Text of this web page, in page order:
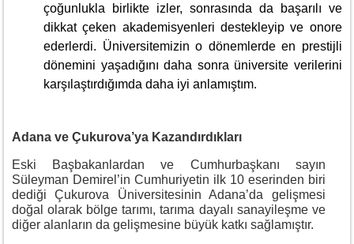
çoğunlukla birlikte izler, sonrasında da başarılı ve
dikkat çeken akademisyenleri destekleyip ve onore
ederlerdi. Üniversitemizin o dönemlerde en prestijli
dönemini yaşadığını daha sonra üniversite verilerini
karşılaştırdığımda daha iyi anlamıştım.
Adana ve Çukurova’ya Kazandırdıkları
Eski Başbakanlardan ve Cumhurbaşkanı sayın
Süleyman Demirel’in Cumhuriyetin ilk 10 eserinden biri
dediği Çukurova Üniversitesinin Adana’da gelişmesi
doğal olarak bölge tarımı, tarıma dayalı sanayileşme ve
diğer alanların da gelişmesine büyük katkı sağlamıştır.